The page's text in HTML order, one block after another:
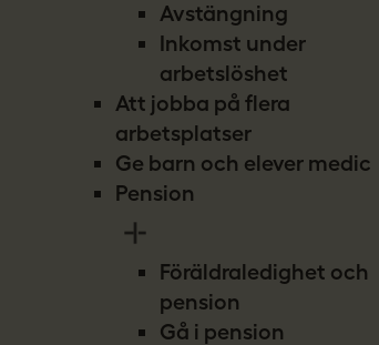
Avstängning
Inkomst under
arbetslöshet
Att jobba på flera
arbetsplatser
Ge barn och elever medicin
Pension
Föräldraledighet och
pension
Gå i pension